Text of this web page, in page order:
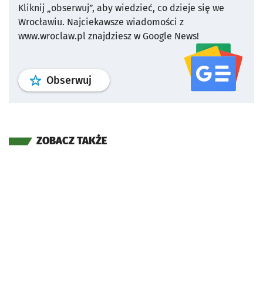
Kliknij „obserwuj”, aby wiedzieć, co dzieje się we
Wrocławiu. Najciekawsze wiadomości z
www.wroclaw.pl znajdziesz w Google News!
Obserwuj profil serwisu
ZOBACZ TAKŻE